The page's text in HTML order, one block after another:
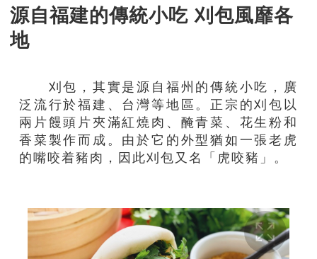
源自福建的傳統小吃 刈包風靡各
地
刈包，其實是源自福州的傳統小吃，廣
泛流行於福建、台灣等地區。正宗的刈包以
兩片饅頭片夾滿紅燒肉、醃青菜、花生粉和
香菜製作而成。由於它的外型猶如一張老虎
的嘴咬着豬肉，因此刈包又名「虎咬豬」。